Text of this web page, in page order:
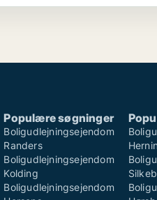
Populære søgninger
Boligudlejningsejendom
Randers
Boligudlejningsejendom
Kolding
Boligudlejningsejendom